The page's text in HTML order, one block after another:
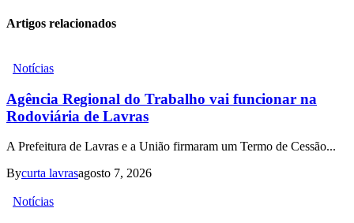
Artigos relacionados
Notícias
Agência Regional do Trabalho vai funcionar na
Rodoviária de Lavras
A Prefeitura de Lavras e a União firmaram um Termo de Cessão...
Bycurta lavrasagosto 7, 2026
Notícias